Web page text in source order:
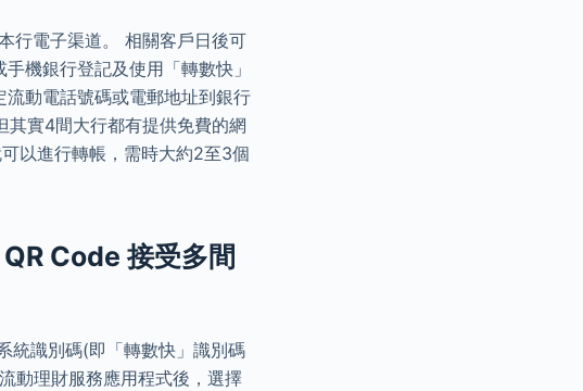
行電子渠道。 相關客戶日後可
機銀行登記及使用「轉數快」
動電話號碼或電郵地址到銀行
其實4間大行都有提供免費的網
以進行轉帳，需時大約2至3個
Code 接受多間
統識別碼(即「轉數快」識別碼
動理財服務應用程式後，選擇